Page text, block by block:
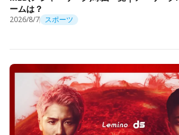
ームは？
2026/8/7 スポーツ